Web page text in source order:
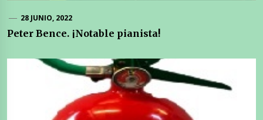
28 JUNIO, 2022
Peter Bence. ¡Notable pianista!